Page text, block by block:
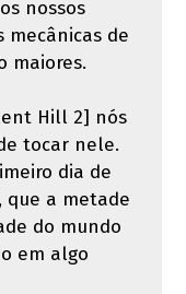
nossos
de
maiores.
Hill 2] nós
tocar nele.
dia de
que a metade
do mundo
em algo